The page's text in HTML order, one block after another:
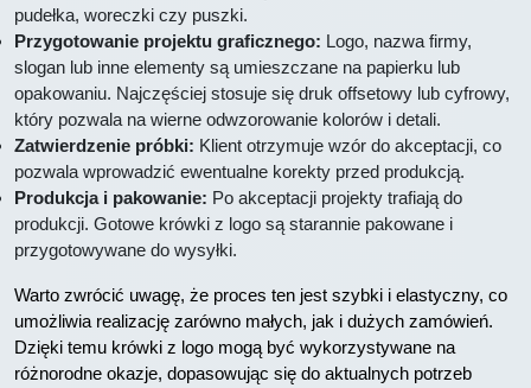
pudełka, woreczki czy puszki.
Przygotowanie projektu graficznego: Logo, nazwa firmy,
slogan lub inne elementy są umieszczane na papierku lub
opakowaniu. Najczęściej stosuje się druk offsetowy lub cyfrowy,
który pozwala na wierne odwzorowanie kolorów i detali.
Zatwierdzenie próbki: Klient otrzymuje wzór do akceptacji, co
pozwala wprowadzić ewentualne korekty przed produkcją.
Produkcja i pakowanie: Po akceptacji projekty trafiają do
produkcji. Gotowe krówki z logo są starannie pakowane i
przygotowywane do wysyłki.
Warto zwrócić uwagę, że proces ten jest szybki i elastyczny, co
umożliwia realizację zarówno małych, jak i dużych zamówień.
Dzięki temu krówki z logo mogą być wykorzystywane na
różnorodne okazje, dopasowując się do aktualnych potrzeb